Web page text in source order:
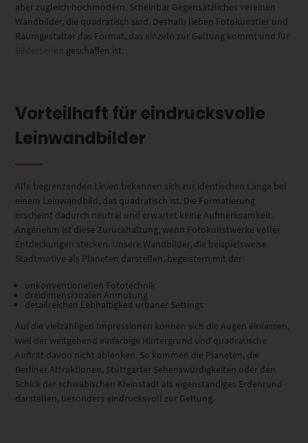
aber zugleich hochmodern. Scheinbar Gegensätzliches vereinen
Wandbilder, die quadratisch sind. Deshalb lieben Fotokünstler und
Raumgestalter das Format, das einzeln zur Geltung kommt und für
Bilderserien geschaffen ist.
Vorteilhaft für eindrucksvolle
Leinwandbilder
Alle begrenzenden Linien bekennen sich zur identischen Länge bei
einem Leinwandbild, das quadratisch ist. Die Formatierung
erscheint dadurch neutral und erwartet keine Aufmerksamkeit.
Angenehm ist diese Zurückhaltung, wenn Fotokunstwerke voller
Entdeckungen stecken. Unsere Wandbilder, die beispielsweise
Stadtmotive als Planeten darstellen, begeistern mit der:
unkonventionellen Fototechnik
dreidimensionalen Anmutung
detailreichen Lebhaftigkeit urbaner Settings
Auf die vielzähligen Impressionen können sich die Augen einlassen,
weil der weitgehend einfarbige Hintergrund und quadratische
Auftritt davon nicht ablenken. So kommen die Planeten, die
Berliner Attraktionen, Stuttgarter Sehenswürdigkeiten oder den
Schick der schwäbischen Kleinstadt als eigenständiges Erdenrund
darstellen, besonders eindrucksvoll zur Geltung.